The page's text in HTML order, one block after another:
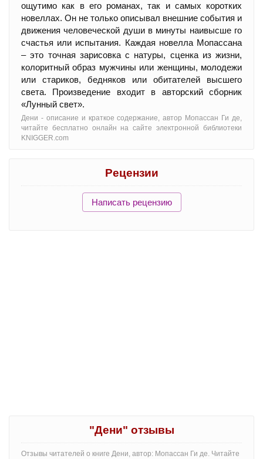
ощутимо как в его романах, так и самых коротких
новеллах. Он не только описывал внешние события и
движения человеческой души в минуты наивысше го
счастья или испытания. Каждая новелла Мопассана
– это точная зарисовка с натуры, сценка из жизни,
колоритный образ мужчины или женщины, молодежи
или стариков, бедняков или обитателей высшего
света. Произведение входит в авторский сборник
«Лунный свет».
Дени - oписание и краткое содержание, автор Мопассан Ги де,
читайте бесплатно онлайн на сайте электронной библиотеки
KNIGGER.com
Рецензии
Написать рецензию
"Дени" отзывы
Отзывы читателей о книге Дени, автор: Мопассан Ги де. Читайте